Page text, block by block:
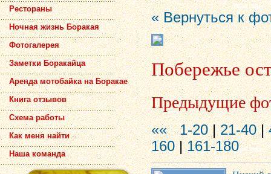
Рестораны
Ночная жизнь Боракая
Фотогалерея
Заметки Боракайца
Аренда мотобайка на Боракае
Книга отзывов
Схема работы
Как меня найти
Наша команда
« Вернуться к
Побережье
Предыдущие
«« 1-20|21-40|
160|161-180